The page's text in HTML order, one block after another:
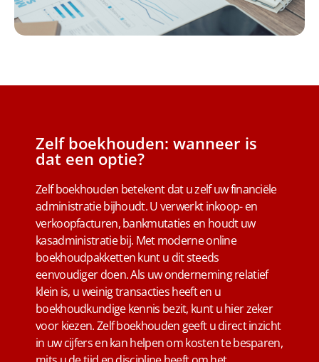
Zelf boekhouden: wanneer is
dat een optie?
Zelf boekhouden betekent dat u zelf uw financiële
administratie bijhoudt. U verwerkt inkoop- en
verkoopfacturen, bankmutaties en houdt uw
kasadministratie bij. Met moderne online
boekhoudpakketten kunt u dit steeds
eenvoudiger doen. Als uw onderneming relatief
klein is, u weinig transacties heeft en u
boekhoudkundige kennis bezit, kunt u hier zeker
voor kiezen. Zelf boekhouden geeft u direct inzicht
in uw cijfers en kan helpen om kosten te besparen,